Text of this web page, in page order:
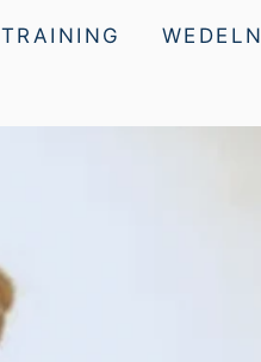
TRAINING WEDELN